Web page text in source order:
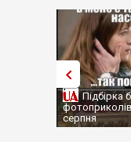
Підбірка
серпня